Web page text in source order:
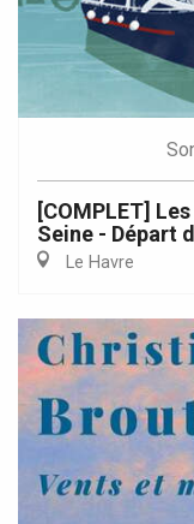
[COMPLET]
Seine - Départ
Le Havre